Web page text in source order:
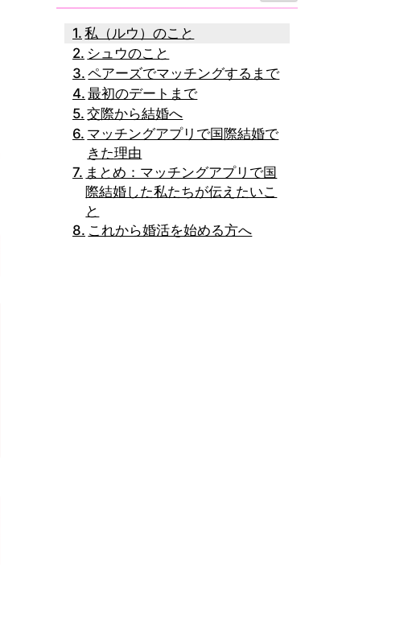
私（ルウ）のこと
シュウのこと
ペアーズでマッチングするまで
最初のデートまで
交際から結婚へ
マッチングアプリで国際結婚で
きた理由
まとめ：マッチングアプリで国
際結婚した私たちが伝えたいこ
と
これから婚活を始める方へ